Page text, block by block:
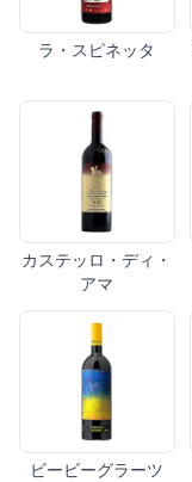
ラ・スピネッタ
カステッロ・ディ・
アマ
ビービーグラーツ